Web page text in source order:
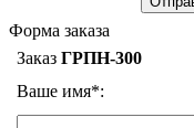
Форма заказа
Заказ ГРПН-300
Ваше имя*: